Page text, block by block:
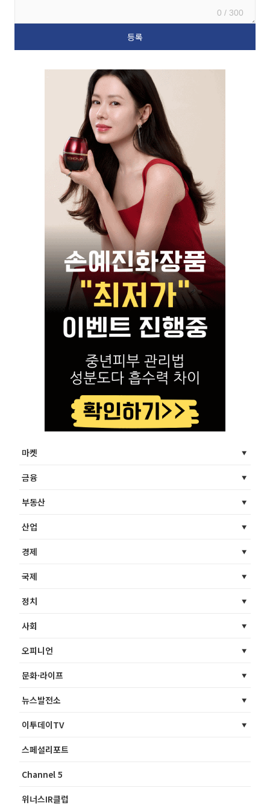
0 / 300
마켓
금융
부동산
산업
경제
국제
정치
사회
오피니언
문화·라이프
뉴스발전소
이투데이TV
스페셜리포트
Channel 5
위너스IR클럽